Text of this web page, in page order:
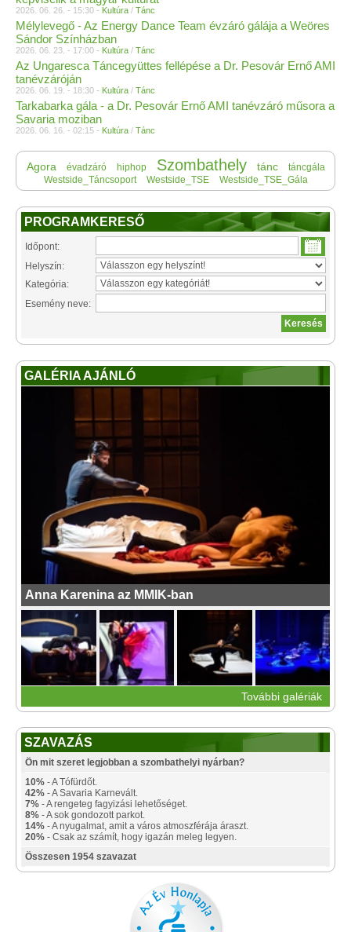
2026. 06. 26. - 15:30 - Kultúra / Tánc
Mélylevegő - Az Energy Dance Team évzáró gálája a Weöres
Sándor Színházban
2026. 06. 23. - 17:00 - Kultúra / Tánc
Az Ungaresca Táncegyüttes fellépése a Dr. Pesovár Ernő AMI
tanévzáróján
2026. 06. 19. - 18:30 - Kultúra / Tánc
Tarkabarka gála - a Dr. Pesovár Ernő AMI tanévzáró műsora a
Savaria moziban
2026. 06. 16. - 02:15 - Kultúra / Tánc
Agora évadzáró hiphop Szombathely tánc
táncgála
Westside_Táncsoport
Westside_TSE Westside_TSE_Gála
PROGRAMKERESŐ
Időpont:
Helyszín:
Kategória:
Esemény neve:
GALÉRIA AJÁNLÓ
Anna Karenina az MMIK-ban
További galériák
SZAVAZÁS
Ön mit szeret legjobban a szombathelyi nyárban?
10% - A Tófürdőt.
42% - A Savaria Karnevált.
7% - A rengeteg fagyizási lehetőséget.
8% - A sok gondozott parkot.
14% - A nyugalmat, amit a város atmoszférája áraszt.
20% - Csak az számít, hogy igazán meleg legyen.
Összesen 1954 szavazat